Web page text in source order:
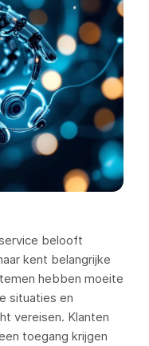
belooft
kent belangrijke
hebben moeite
situaties en
vereisen. Klanten
toegang krijgen